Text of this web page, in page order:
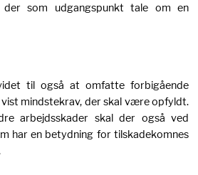
som udgangspunkt tale om en
til også at omfatte forbigående
mindstekrav, der skal være opfyldt.
arbejdsskader skal der også ved
har en betydning for tilskadekomnes